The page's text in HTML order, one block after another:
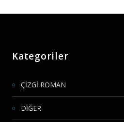
Kategoriler
ÇİZGİ ROMAN
DİĞER